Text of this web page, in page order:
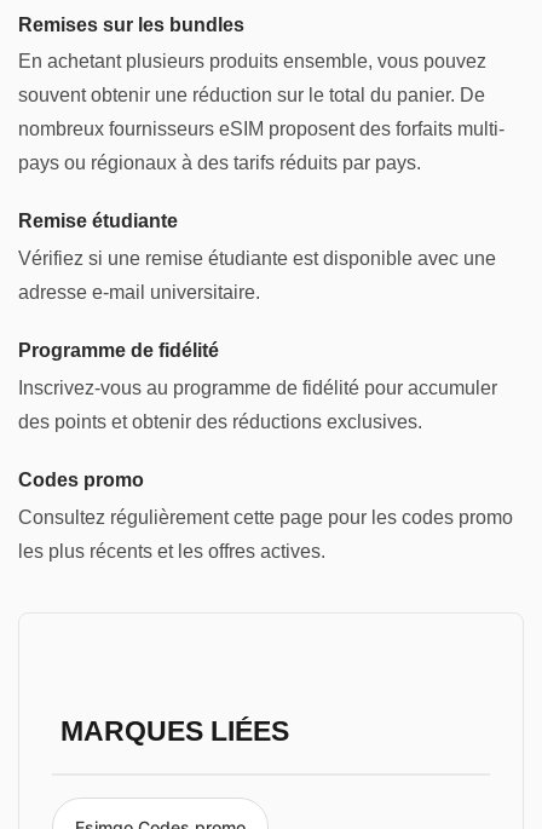
Remises sur les bundles
En achetant plusieurs produits ensemble, vous pouvez
souvent obtenir une réduction sur le total du panier. De
nombreux fournisseurs eSIM proposent des forfaits multi-
pays ou régionaux à des tarifs réduits par pays.
Remise étudiante
Vérifiez si une remise étudiante est disponible avec une
adresse e-mail universitaire.
Programme de fidélité
Inscrivez-vous au programme de fidélité pour accumuler
des points et obtenir des réductions exclusives.
Codes promo
Consultez régulièrement cette page pour les codes promo
les plus récents et les offres actives.
MARQUES LIÉES